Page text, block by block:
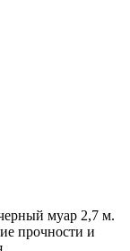
муар 2,7 м.
прочности и